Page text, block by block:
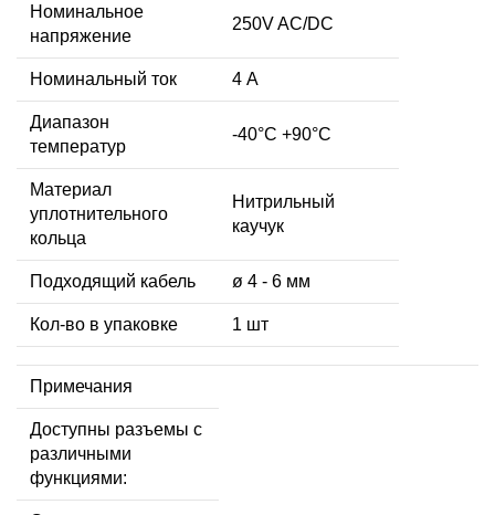
Номинальное
напряжение
250V AC/DC
Номинальный ток 4 А
Диапазон
температур
-40°C +90°C
Материал
уплотнительного
кольца
Нитрильный
каучук
Подходящий кабель ø 4 - 6 мм
Кол-во в упаковке 1 шт
Примечания
Доступны разъемы с
различными
функциями: